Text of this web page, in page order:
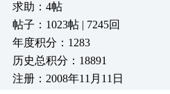
求助：4帖
帖子：1023帖 | 7245回
年度积分：1283
历史总积分：18891
注册：2008年11月11日